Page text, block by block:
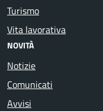
Turismo
Vita lavorativa
NOVITÀ
Notizie
Comunicati
Avvisi